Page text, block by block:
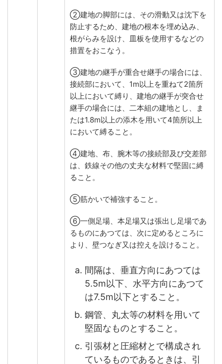
②建地の脚部には、その滑動又は沈下を
防止するため、建地の根本を埋め込み、
根がらみを設け、皿板を使用するなどの
措置をおこなう。
③建地の継手が重合せ継手の場合には、
接続部において、1m以上を重ねて2箇所
以上において縛り、建地の継手が突合せ
継手の場合には、二本組の建地とし、ま
たは1.8m以上の添木を用いて4箇所以上
において縛ること。
④建地、布、腕木等の接続部及び交差部
は、鉄線その他の丈夫な材料で堅固に縛
ること。
⑤筋かいで補強すること。
⑥一側足場、本足場又は張出し足場であ
るものにあつては、次に定めるところに
より、壁つなぎ又は控えを設けること。
間隔は、垂直方向にあつては
5.5m以下、水平方向にあつて
は7.5m以下とすること。
鋼管、丸太等の材料を用いて
堅固なものとすること。
引張材と圧縮材とで構成され
ているものであるときは、引